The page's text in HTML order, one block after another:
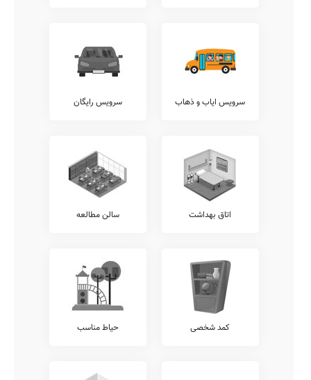
برقرار نمایید.
آزمایشگاه ها
شناسی، و... از نقاط قوت هر مدرسه به حساب می آید. دبستان دولتی
وجود آکادمی های زبان متمایز از واحدهای درسی مصوب آموزش پرورش،
نظیر آکادمی های فرانسوی، آلمانی، عربی، ترکی، انگلیسی، روسی، و...
نقطه قوت مهمی برای مدارس خوب محسوب میشود. متاسفانه این مدرسه
در حال حاضر فاقد هرگونه آکادمی زبان مجزا می باشد.
امکانات جانبی
مستمر مشاوران تحصیلی با اولیاء، برگزاری کارگاه های مشاوره ایِ خانواده،
برگزاری اردوهای فرهنگی ورزشی رایگان، و... ارائه می نمایند.
در این میان خدمات متنوع دیگری نیز نظیر سامانه برگزاری کلاس های
آنلاین آموزشی، نگهداری کیف و کتاب دانش آموزان (کیف در مدرسه)،
امکان امانت گذاری تبلت یا موبایل قبل از شروع کلاس، سامانه ارتباط
آنلاین مدرسه با دانش آموز، و... قابل ارائه می باشند.
سرویس ایاب و ذهاب سرویس رایگان
اتاق بهداشت سالن مطالعه
کمد شخصی حیاط مناسب